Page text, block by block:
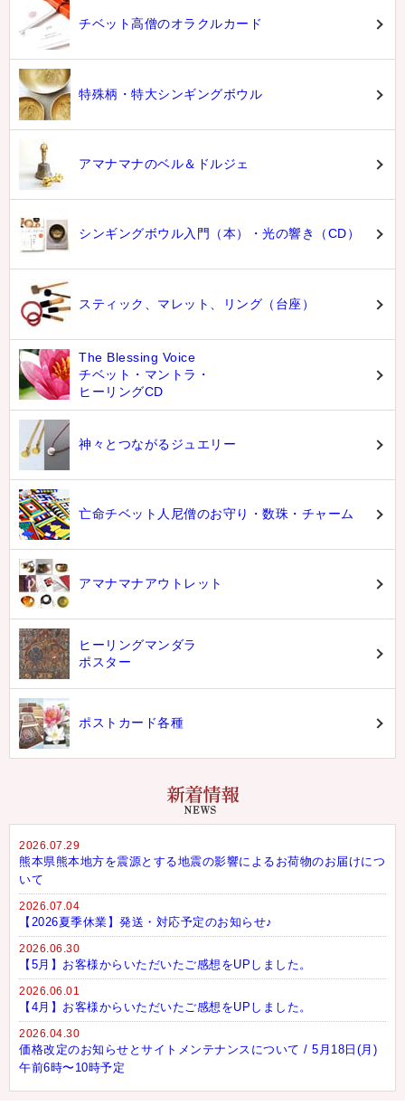
チベット高僧のオラクルカード
特殊柄・特大シンギングボウル
アマナマナのベル＆ドルジェ
シンギングボウル入門（本）・光の響き（CD）
スティック、マレット、リング（台座）
The Blessing Voice
チベット・マントラ・
ヒーリングCD
神々とつながるジュエリー
亡命チベット人尼僧のお守り・数珠・チャーム
アマナマナアウトレット
ヒーリングマンダラ
ポスター
ポストカード各種
2026.07.29
熊本県熊本地方を震源とする地震の影響によるお荷物のお届けにつ
いて
2026.07.04
【2026夏季休業】発送・対応予定のお知らせ♪
2026.06.30
【5月】お客様からいただいたご感想をUPしました。
2026.06.01
【4月】お客様からいただいたご感想をUPしました。
2026.04.30
価格改定のお知らせとサイトメンテナンスについて / 5月18日(月)
午前6時〜10時予定